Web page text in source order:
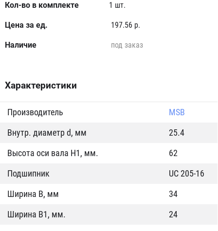
1 шт.
197.56 р.
под заказ
Характеристики
Производитель
MSB
Внутр. диаметр d, мм
25.4
Высота оси вала H1, мм.
62
Подшипник
UC 205-16
Ширина B, мм
34
Ширина B1, мм.
24